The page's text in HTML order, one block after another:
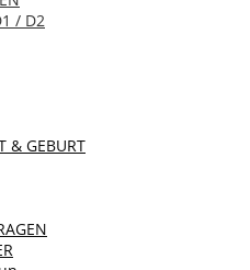
/ D2
& GEBURT